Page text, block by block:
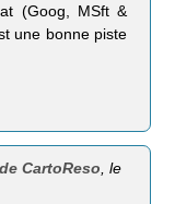
(Goog, MSft &
une bonne piste
CartoReso , le